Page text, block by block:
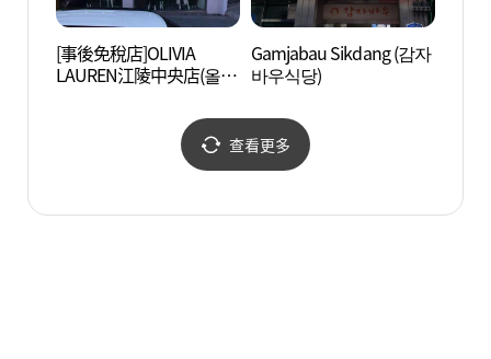
[事後免稅店]OLIVIA
LAUREN江陵中央店(올리
Gamjabau Sikdang (감자
바우식당)
查看更多